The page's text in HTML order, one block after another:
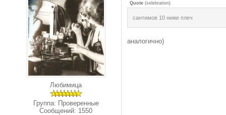
Любимица
Группа: Проверенные
Сообщений: 1550
Quote (selebration)
сантимов 10 ниже плеч
аналогично)